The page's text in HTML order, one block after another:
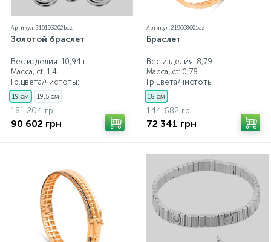
Артикул: 210193202bcz
Золотой браслет
Вес изделия: 10,94 г.
Масса, ct: 1,4
Гр.цвета/чистоты:
19 см 19,5 см
181 204 грн
90 602 грн
Артикул: 219668601cz
Браслет
Вес изделия: 8,79 г.
Масса, ct: 0,78
Гр.цвета/чистоты:
18 см
144 682 грн
72 341 грн